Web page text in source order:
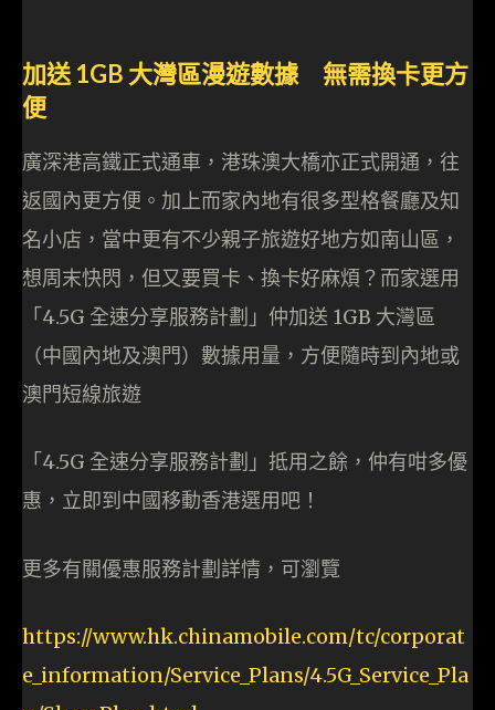
加送1GB 大灣區漫遊數據 無需換卡更方
便
廣深港高鐵正式通車，港珠澳大橋亦正式開通，往
返國內更方便。加上而家內地有很多型格餐廳及知
名小店，當中更有不少親子旅遊好地方如南山區，
想周末快閃，但又要買卡、換卡好麻煩？而家選用
「4.5G 全速分享服務計劃」仲加送 1GB 大灣區
（中國內地及澳門）數據用量，方便隨時到內地或
澳門短線旅遊
「4.5G 全速分享服務計劃」抵用之餘，仲有咁多優
惠，立即到中國移動香港選用吧！
更多有關優惠服務計劃詳情，可瀏覽
https://www.hk.chinamobile.com/tc/corporat
e_information/Service_Plans/4.5G_Service_Pla